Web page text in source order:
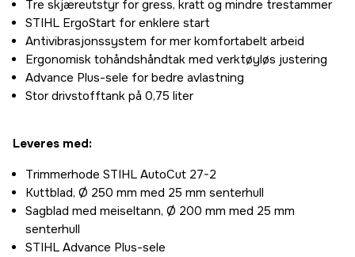
Tre skjæreutstyr for gress, kratt og mindre trestammer
STIHL ErgoStart for enklere start
Antivibrasjonssystem for mer komfortabelt arbeid
Ergonomisk tohåndshåndtak med verktøyløs justering
Advance Plus-sele for bedre avlastning
Stor drivstofftank på 0,75 liter
Leveres med:
Trimmerhode STIHL AutoCut 27-2
Kuttblad, Ø 250 mm med 25 mm senterhull
Sagblad med meiseltann, Ø 200 mm med 25 mm
senterhull
STIHL Advance Plus-sele